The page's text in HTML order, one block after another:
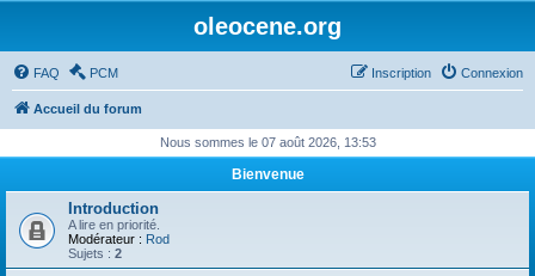
oleocene.org
FAQ PCM Connexion
Inscription
Accueil du forum
Nous sommes le 07 août 2026, 13:53
Bienvenue
Introduction
A lire en priorité.
Modérateur : Rod
Sujets : 2